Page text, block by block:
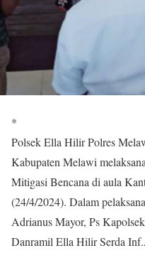
*
Polsek Ella Hilir Polres
Kabupaten Melawi
Mitigasi Bencana di aula
(24/4/2024). Dalam
Adrianus Mayor, Ps
Danramil Ella Hilir Serda